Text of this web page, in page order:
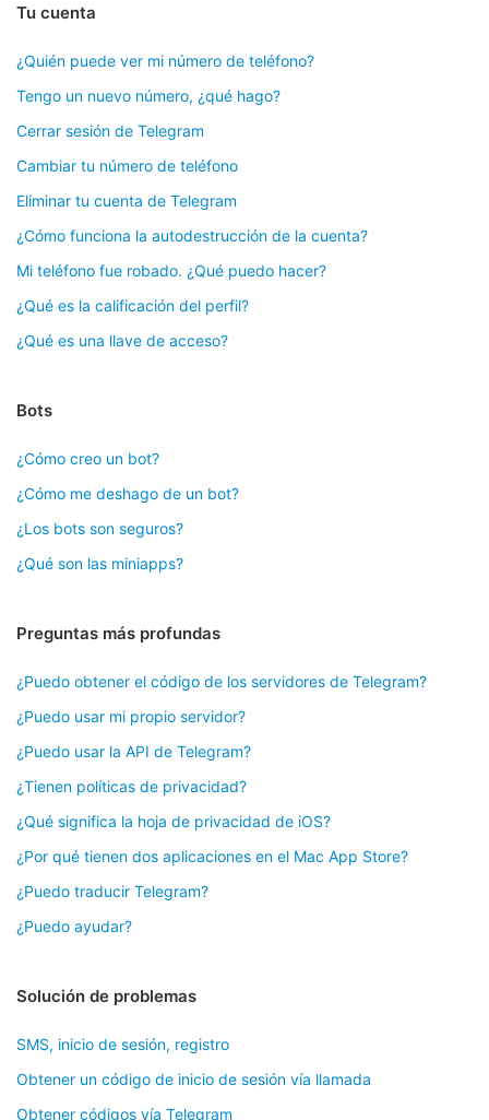
Tu cuenta
¿Quién puede ver mi número de teléfono?
Tengo un nuevo número, ¿qué hago?
Cerrar sesión de Telegram
Cambiar tu número de teléfono
Eliminar tu cuenta de Telegram
¿Cómo funciona la autodestrucción de la cuenta?
Mi teléfono fue robado. ¿Qué puedo hacer?
¿Qué es la calificación del perfil?
¿Qué es una llave de acceso?
Bots
¿Cómo creo un bot?
¿Cómo me deshago de un bot?
¿Los bots son seguros?
¿Qué son las miniapps?
Preguntas más profundas
¿Puedo obtener el código de los servidores de Telegram?
¿Puedo usar mi propio servidor?
¿Puedo usar la API de Telegram?
¿Tienen políticas de privacidad?
¿Qué significa la hoja de privacidad de iOS?
¿Por qué tienen dos aplicaciones en el Mac App Store?
¿Puedo traducir Telegram?
¿Puedo ayudar?
Solución de problemas
SMS, inicio de sesión, registro
Obtener un código de inicio de sesión vía llamada
Obtener códigos vía Telegram